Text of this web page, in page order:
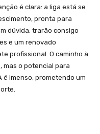
é clara: a liga está se
pronta para
dúvida, trarão consigo
e um renovado
profissional. O caminho à
mas o potencial para
é imenso, prometendo um